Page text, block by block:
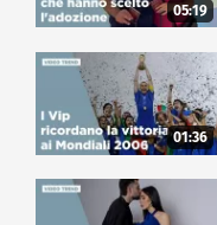
05:19
01:36